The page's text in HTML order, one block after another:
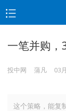
一笔并购
投中网 蒲凡 03
这个策略，能复